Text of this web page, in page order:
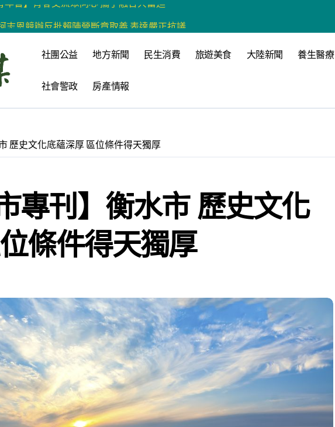
薈】兩岸青年福州體驗水上運動
上線 打造數位選戰新平台 公開五大亮點
共話農文旅融合發展
志恩提原民5大政策 打造城鄉共好高雄
蓮池潭文學營 支持高雄文學再出發
本愛媛大學跨校合作 並感謝世豐螺絲捐助獎學金
岸融合編織青春夢想
社團公益 地方新聞 民生消費 旅遊美食 大陸新聞 養生醫療
社會警政 房產情報
歷史文化底蘊深厚 區位條件得天獨厚
專刊】衡水市 歷史文化
條件得天獨厚